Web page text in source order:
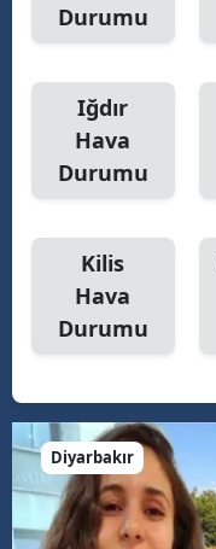
Durumu
Iğdır
Hava
Durumu
Kilis
Hava
Durumu
Diyarbakır